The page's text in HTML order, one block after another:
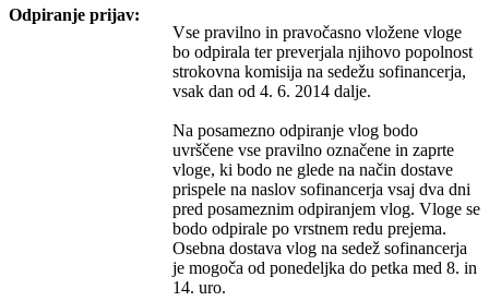
Odpiranje prijav:
Vse pravilno in pravočasno vložene vloge
bo odpirala ter preverjala njihovo popolnost
strokovna komisija na sedežu sofinancerja,
vsak dan od 4. 6. 2014 dalje.
Na posamezno odpiranje vlog bodo
uvrščene vse pravilno označene in zaprte
vloge, ki bodo ne glede na način dostave
prispele na naslov sofinancerja vsaj dva dni
pred posameznim odpiranjem vlog. Vloge se
bodo odpirale po vrstnem redu prejema.
Osebna dostava vlog na sedež sofinancerja
je mogoča od ponedeljka do petka med 8. in
14. uro.